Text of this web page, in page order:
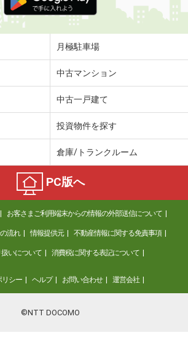
月極駐車場
中古マンション
中古一戸建て
投資物件を探す
倉庫/トランクルーム
PC版へ
お客さまご利用端末からの情報の外部送信について
流れ 情報提供元 不動産情報に関する免責事項
いについて 消費税に関する表記について
リシー ヘルプ お問い合わせ 運営会社
©NTT DOCOMO